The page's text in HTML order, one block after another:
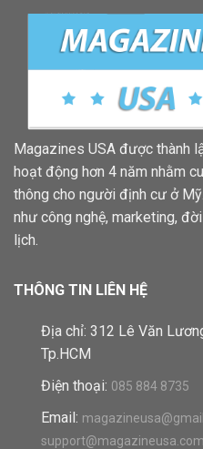
Magazines USA được thành
hoạt động hơn 4 năm nhằm
thông cho người định cư ở
như công nghệ, marketing,
lịch.
THÔNG TIN LIÊN HỆ
Địa chỉ: 312 Lê Văn
Tp.HCM
Điện thoại: 085 884 8735
Email:
support@magazineusa.com